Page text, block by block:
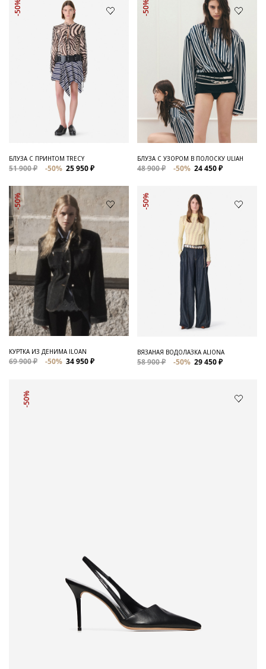
-50%
БЛУЗА С ПРИНТОМ TRECY
51 900 ₽ -50% 25 950 ₽
-50%
БЛУЗА С УЗОРОМ В ПОЛОСКУ ULIAH
48 900 ₽ -50% 24 450 ₽
-50%
КУРТКА ИЗ ДЕНИМА ILOAN
69 900 ₽ -50% 34 950 ₽
-50%
ВЯЗАНАЯ ВОДОЛАЗКА ALIONA
58 900 ₽ -50% 29 450 ₽
-50%